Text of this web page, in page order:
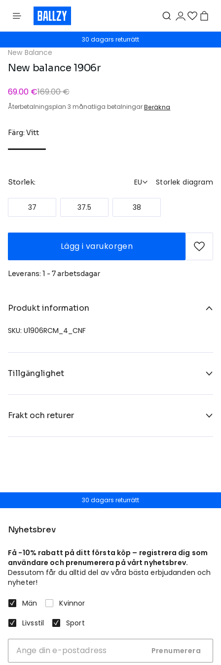
30 dagars returrätt
New Balance
New balance 1906r
69.00 €169.00 €
Återbetalningsplan 3 månatliga betalningarBeräkna
Färg: Vitt
Storlek: EU Storlek diagram
37 37.5 38
Lägg i varukorgen
Leverans: 1 - 7 arbetsdagar
Produkt information
SKU: U1906RCM_4_CNF
Tillgänglighet
Frakt och returer
30 dagars returrätt
Nyhetsbrev
Få -10% rabatt på ditt första köp – registrera dig som
användare och prenumerera på vårt nyhetsbrev.
Dessutom får du alltid del av våra bästa erbjudanden och
nyheter!
Män
Kvinnor
Livsstil
Sport
Prenumerera